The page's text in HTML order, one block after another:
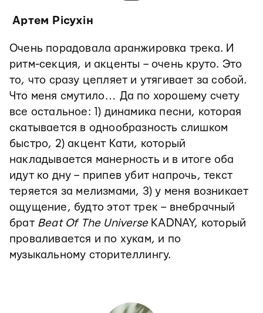
Артем Рісухін
Очень порадовала аранжировка трека. И
ритм-секция, и акценты – очень круто. Это
то, что сразу цепляет и утягивает за собой.
Что меня смутило… Да по хорошему счету
все остальное: 1) динамика песни, которая
скатывается в однообразность слишком
быстро, 2) акцент Кати, который
накладывается манерность и в итоге оба
идут ко дну – припев убит напрочь, текст
теряется за мелизмами, 3) у меня возникает
ощущение, будто этот трек – внебрачный
брат Beat Of The UniverseKADNAY, который
проваливается и по хукам, и по
музыкальному сторителлингу.